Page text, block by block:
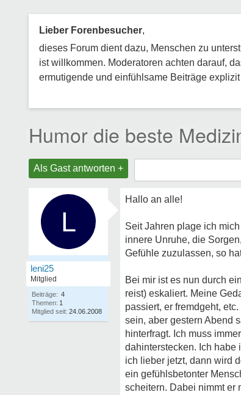
Lieber Forenbesucher,
dieses Forum dient dazu, Menschen zu
ist willkommen. Moderatoren achten darauf,
ermutigende und einfühlsame Beiträge
Humor die beste
Als Gast antworten +
L
leni25
Mitglied
Beiträge: 4
Themen: 1
Mitglied seit: 24.06.2008
Hallo an alle!
Seit Jahren plage ich
innere Unruhe, die
Gefühle zuzulassen, so
Bei mir ist es nun durch
reist) eskaliert. Meine
passiert, er fremdgeht,
sein, aber gestern Abend
hinterfragt. Ich muss
dahinterstecken. Ich habe
ich lieber jetzt, dann wird
ein gefühlsbetonter
scheitern. Dabei nimmt er